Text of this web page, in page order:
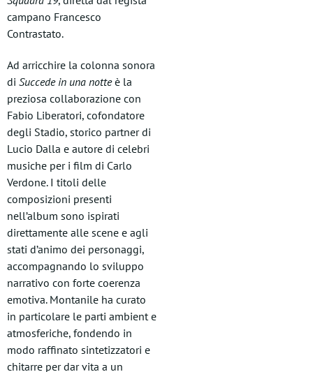
campano Francesco
Contrastato.
Ad arricchire la colonna sonora
di Succede in una notteè la
preziosa collaborazione con
Fabio Liberatori, cofondatore
degli Stadio, storico partner di
Lucio Dalla e autore di celebri
musiche per i film di Carlo
Verdone. I titoli delle
composizioni presenti
nell’album sono ispirati
direttamente alle scene e agli
stati d’animo dei personaggi,
accompagnando lo sviluppo
narrativo con forte coerenza
emotiva. Montanile ha curato
in particolare le parti ambient e
atmosferiche, fondendo in
modo raffinato sintetizzatori e
chitarre per dar vita a un